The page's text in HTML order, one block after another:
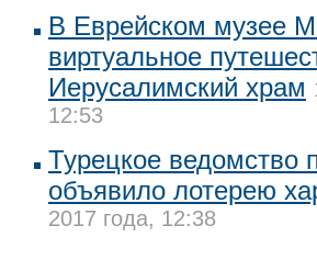
В Еврейском музее
виртуальное
Иерусалимский храм
12:53
Турецкое ведомство
объявило лотерею
2017 года, 12:38